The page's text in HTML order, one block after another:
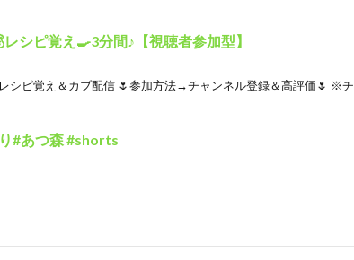
シピ覚え🍳3分間♪【視聴者参加型】
シピ覚え＆カブ配信 🌷参加方法→チャンネル登録＆高評価🌷 ※チ
#あつ森 #shorts